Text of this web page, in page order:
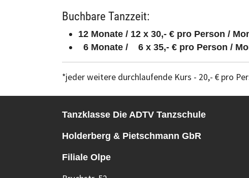
Buchbare Tanzzeit:
12 Monate / 12 x 30,- € pro Person /
6 Monate / 6 x 35,- € pro Person /
*jeder weitere durchlaufende Kurs - 20,- € pro
Tanzklasse Die ADTV Tanzschule
Holderberg & Pietschmann GbR
Filiale Olpe